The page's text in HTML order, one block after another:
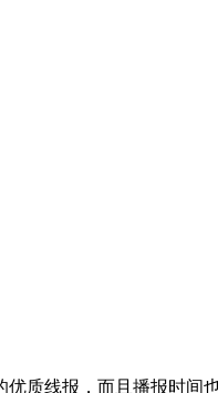
质线报，而且播报时间